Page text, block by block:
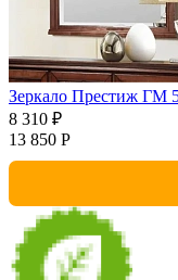
Зеркало Престиж ГМ
8 310 ₽
13 850 Р